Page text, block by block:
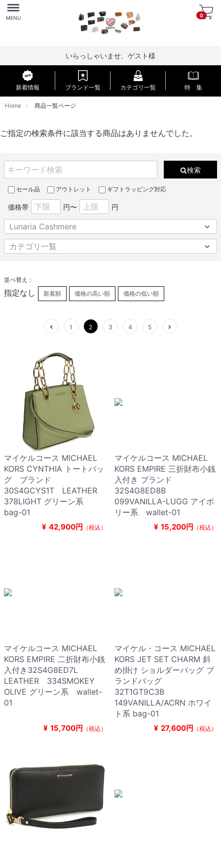
Menu
MENU 0
いらっしゃいませ、ゲスト様
新着情報 ブランド一覧 カテゴリ一覧 特 集
Home 商品一覧ページ
ご指定の検索条件に該当する商品はありませんでした。
検索
セール品 アウトレット ギフトラッピング対応
価格帯 円〜 円
並べ替え：
指定なし 新着順 価格の高い順 価格の低い順
1 2 3 4 5
マイケルコース MICHAEL
KORS CYNTHIA トートバッ
グ ブランド
30S4GCYS1T LEATHER
378LIGHT グリーン系
bag-01
¥ 42,900円 （税込）
マイケルコース MICHAEL
KORS EMPIRE 三折財布小銭
入付き ブランド
32S4G8ED8B
099VANILLA-LUGG アイボ
リー系 wallet-01
¥ 15,200円 （税込）
マイケルコース MICHAEL
KORS EMPIRE 二折財布小銭
入付き32S4G8ED7L
LEATHER 334SMOKEY
OLIVE グリーン系 wallet-
01
¥ 15,700円 （税込）
マイケル・コース MICHAEL
KORS JET SET CHARM 斜
め掛け ショルダーバッグ ブ
ランドバッグ
32T1GT9C3B
149VANILLA/ACRN ホワイ
ト系 bag-01
¥ 27,600円 （税込）